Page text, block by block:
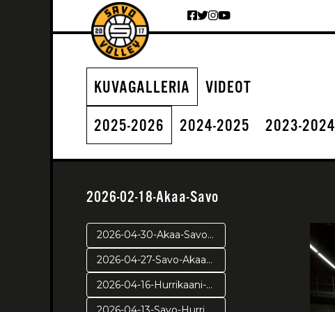
KUVAGALLERIA
VIDEOT
2025-2026
2024-2025 2023-2024
2026-02-18-Akaa-Savo
2026-04-30-Akaa-Savo-pr2
2026-04-27-Savo-Akaa-pr1
2026-04-16-Hurrikaani-Savo-VE4